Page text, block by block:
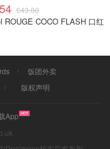
£43.00
ROUGE COCO FLASH 口红
饭团外卖
版权声明
App